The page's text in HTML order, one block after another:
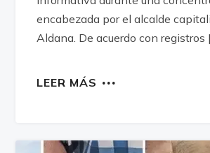
encabezada por el alcalde
Aldana. De acuerdo con registros
LEER MÁS